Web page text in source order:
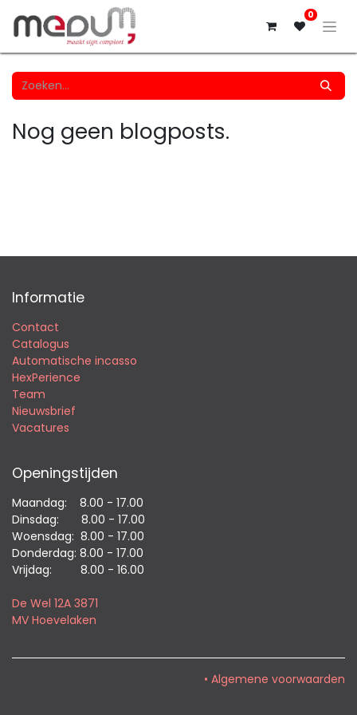
0
Nog geen blogposts.
Informatie
Contact
Catalogus
Automatische incasso
HexPerience
Team
Nieuwsbrief
Vacatures
Openingstijden
Maandag: ​8.00 - 17.00
Dinsdag: ​8.00 - 17.00
Woensdag: ​8.00 - 17.00
Donderdag: ​8.00 - 17.00
Vrijdag: ​ ​ 8.00 - 16.00
De Wel 12A 3871
MV Hoevelaken
• Algemene voorwaarden